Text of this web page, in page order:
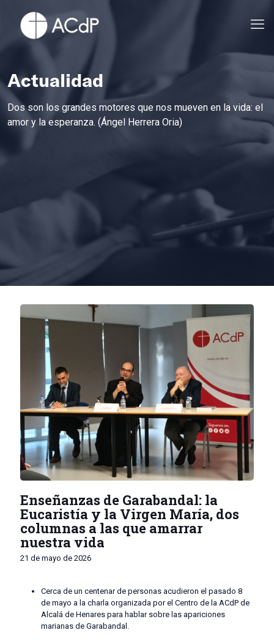
Actualidad
Dos son los grandes motores que nos mueven en la vida: el
amor y la esperanza. (Ángel Herrera Oria)
Enseñanzas de Garabandal: la
Eucaristía y la Virgen María, dos
columnas a las que amarrar
nuestra vida
21 de mayo de 2026
Cerca de un centenar de personas acudieron el pasado 8
de mayo a la charla organizada por el Centro de la ACdP de
Alcalá de Henares para hablar sobre las apariciones
marianas de Garabandal.